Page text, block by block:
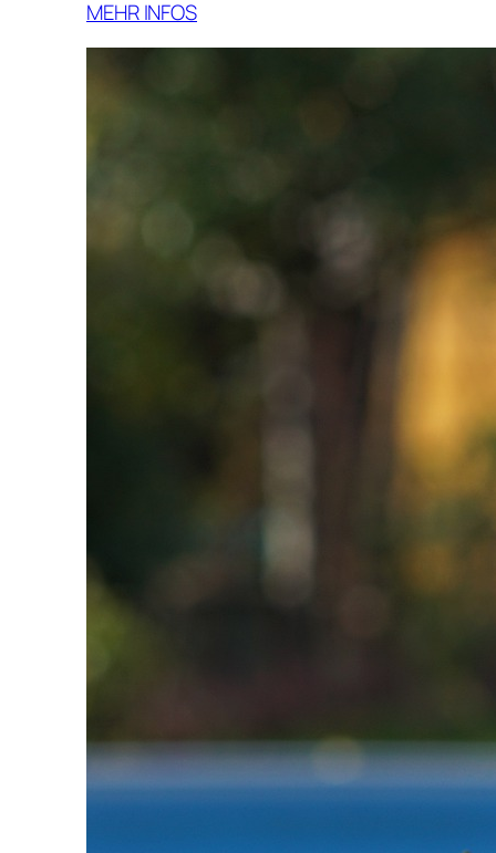
MEHR INFOS